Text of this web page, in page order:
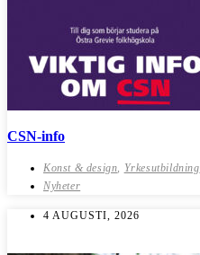
CSN-info
Konst & design Yrkesutbildning
Nyheter
4 AUGUSTI, 2026